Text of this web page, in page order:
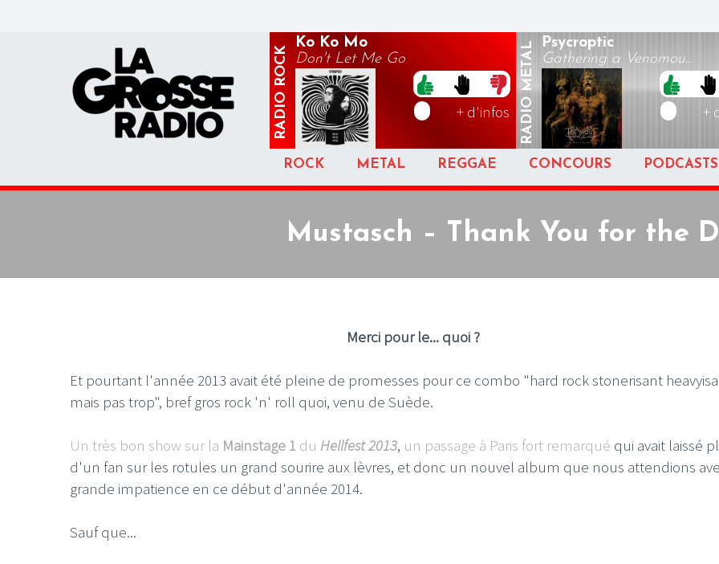
RADIO
ROCK
Ko Ko Mo
Don't Let Me Go
+ d'infos RADIO
METAL Psycroptic
Gathering a Venomou...
+
ROCK METAL REGGAE CONCOURS PODCASTS
Mustasch – Thank You for the
Merci pour le... quoi ?
Et pourtant l'année 2013 avait été pleine de promesses pour ce combo "hard rock stonerisant
mais pas trop", bref gros rock 'n' roll quoi, venu de Suède.
Un très bon show sur la Mainstage 1 du Hellfest 2013, un passage à Paris fort remarqué qui avait laissé
d'un fan sur les rotules un grand sourire aux lèvres, et donc un nouvel album que nous attendions
grande impatience en ce début d'année 2014.
Sauf que...